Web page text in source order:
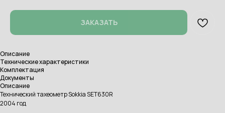
ЗАКАЗАТЬ
Описание
Технические характеристики
Комплектация
Документы
Описание
Технический тахеометр Sokkia SET630R
2004 год